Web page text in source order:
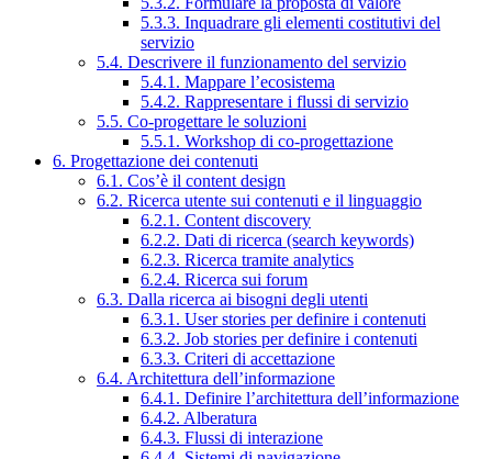
5.3.3. Inquadrare gli elementi costitutivi del
servizio
5.4. Descrivere il funzionamento del servizio
5.4.1. Mappare l’ecosistema
5.4.2. Rappresentare i flussi di servizio
5.5. Co-progettare le soluzioni
5.5.1. Workshop di co-progettazione
6. Progettazione dei contenuti
6.1. Cos’è il content design
6.2. Ricerca utente sui contenuti e il linguaggio
6.2.1. Content discovery
6.2.2. Dati di ricerca (search keywords)
6.2.3. Ricerca tramite analytics
6.2.4. Ricerca sui forum
6.3. Dalla ricerca ai bisogni degli utenti
6.3.1. User stories per definire i contenuti
6.3.2. Job stories per definire i contenuti
6.3.3. Criteri di accettazione
6.4. Architettura dell’informazione
6.4.1. Definire l’architettura dell’informazione
6.4.2. Alberatura
6.4.3. Flussi di interazione